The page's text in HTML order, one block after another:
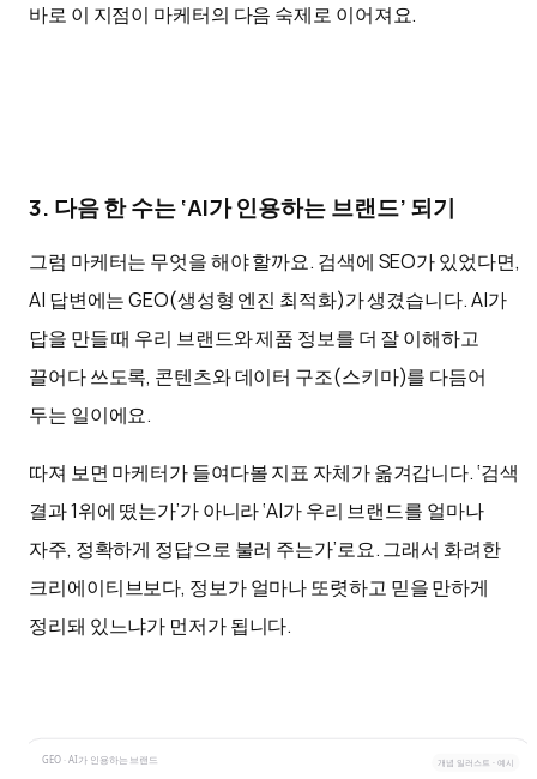
바로 이 지점이 마케터의 다음 숙제로 이어져요.
3. 다음 한 수는 ‘AI가 인용하는 브랜드’ 되기
그럼 마케터는 무엇을 해야 할까요. 검색에 SEO가 있었다면,
AI 답변에는 GEO(생성형 엔진 최적화)가 생겼습니다. AI가
답을 만들 때 우리 브랜드와 제품 정보를 더 잘 이해하고
끌어다 쓰도록, 콘텐츠와 데이터 구조(스키마)를 다듬어
두는 일이에요.
따져 보면 마케터가 들여다볼 지표 자체가 옮겨갑니다. ‘검색
결과 1위에 떴는가’가 아니라 ‘AI가 우리 브랜드를 얼마나
자주, 정확하게 정답으로 불러 주는가’로요. 그래서 화려한
크리에이티브보다, 정보가 얼마나 또렷하고 믿을 만하게
정리돼 있느냐가 먼저가 됩니다.
GEO · AI가 인용하는 브랜드 개념 일러스트 · 예시